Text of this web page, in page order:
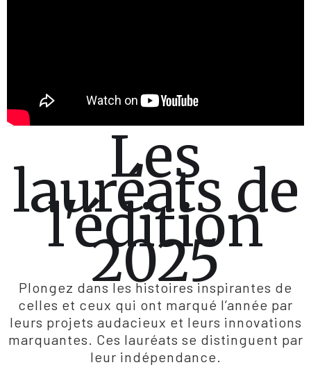
Les
lauréats de
l'édition
2025
Plongez dans les histoires inspirantes de
celles et ceux qui ont marqué l’année par
leurs projets audacieux et leurs innovations
marquantes. Ces lauréats se distinguent par
leur indépendance.